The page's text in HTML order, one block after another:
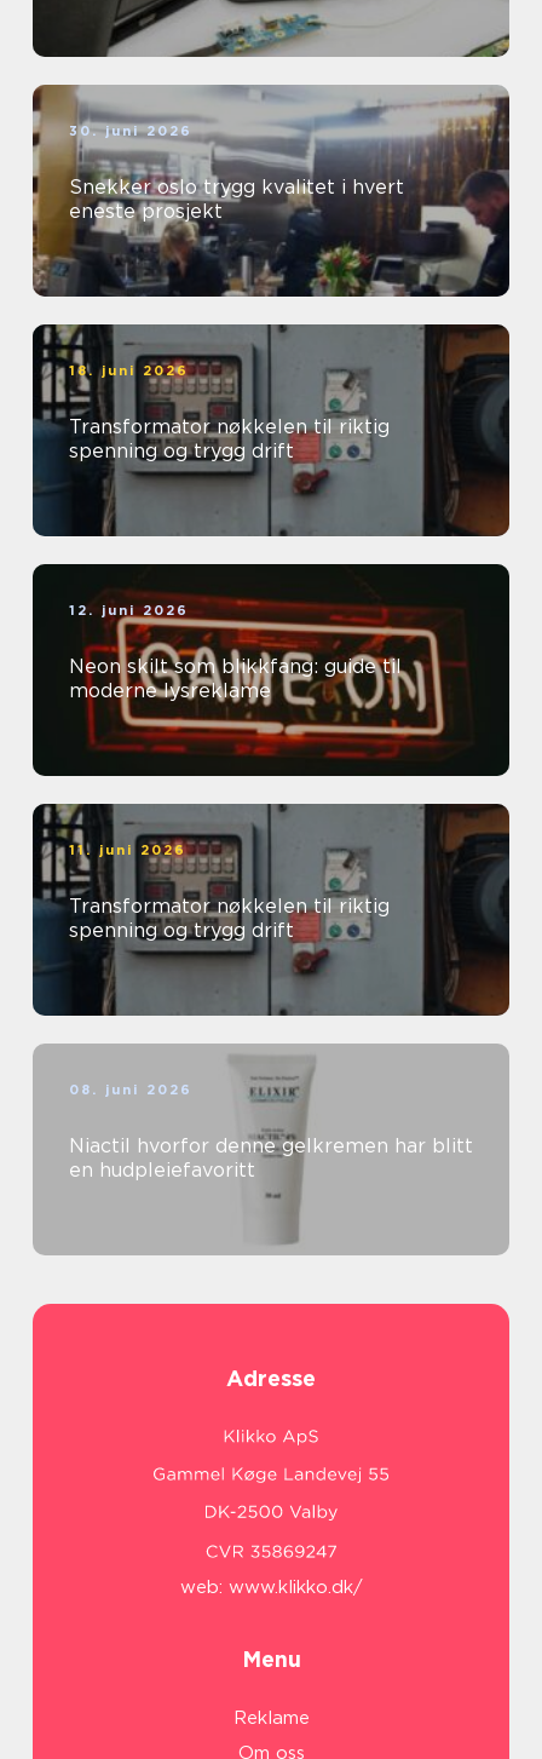
30. juni 2026
Snekker oslo trygg kvalitet i hvert
eneste prosjekt
18. juni 2026
Transformator nøkkelen til riktig
spenning og trygg drift
12. juni 2026
Neon skilt som blikkfang: guide til
moderne lysreklame
11. juni 2026
Transformator nøkkelen til riktig
spenning og trygg drift
08. juni 2026
Niactil hvorfor denne gelkremen har blitt
en hudpleiefavoritt
Adresse
web: www.klikko.dk/
Menu
Reklame
Om oss